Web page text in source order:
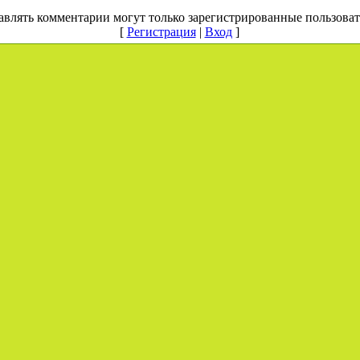
комментарии могут только зарегистрированные
[ Регистрация| Вход]